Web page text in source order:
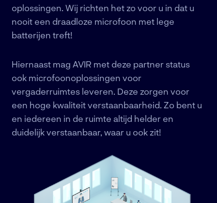
BTW: NL 8641.21.842 B01
IBAN: NL58 RABO 0198 6716 95
oplossingen. Wij richten het zo voor u in dat u
nooit een draadloze microfoon met lege
batterijen treft!
Hiernaast mag AVIR met deze partner status
ook microfoonoplossingen voor
vergaderruimtes leveren. Deze zorgen voor
een hoge kwaliteit verstaanbaarheid. Zo bent u
en iedereen in de ruimte altijd helder en
duidelijk verstaanbaar, waar u ook zit!